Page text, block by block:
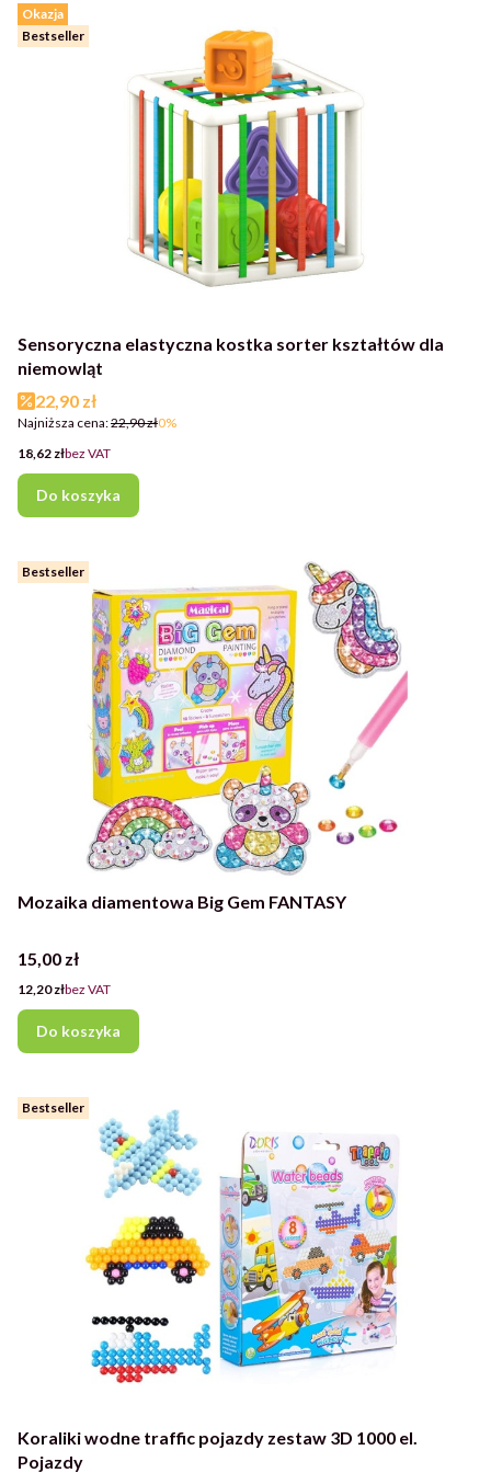
Okazja
Bestseller
Sensoryczna elastyczna kostka sorter kształtów dla
niemowląt
Cena promocyjna
22,90 zł
Najniższa cena:22,90 zł0%
Cena
18,62 złbez VAT
Do koszyka
Bestseller
Mozaika diamentowa Big Gem FANTASY
Cena
15,00 zł
Cena
12,20 złbez VAT
Do koszyka
Bestseller
Koraliki wodne traffic pojazdy zestaw 3D 1000 el.
Pojazdy